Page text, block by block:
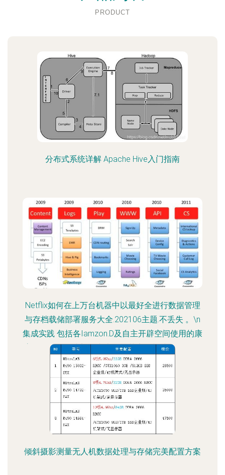
PRODUCT
分布式系统详解 Apache Hive入门指南
Netflix如何在上万台机器中以最好全进行数据管理
与存档载储部署服务大全.202106主题.不丢失 。\n
集成实践 包括各Iamzon.D及自主开辟空间使用的康
普+全条。 集成部署由十前的节点规模缩放治理压
牢统一扩展\uu并提升识别通过
倾斜摄影测量无人机数据处理与存储完美配置方案